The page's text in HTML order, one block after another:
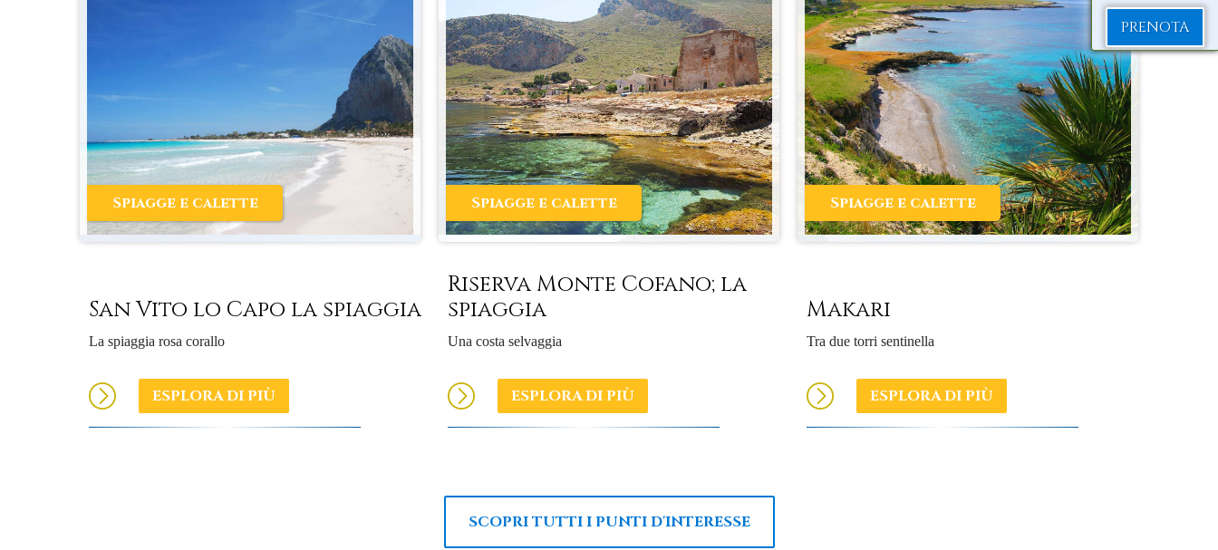
Spiagge e calette
San Vito lo Capo la spiaggia
La spiaggia rosa corallo
ESPLORA DI PIÙ
Spiagge e calette
Riserva Monte Cofano; la
spiaggia
Una costa selvaggia
ESPLORA DI PIÙ
Spiagge e calette
Makari
Tra due torri sentinella
ESPLORA DI PIÙ
SCOPRI TUTTI I PUNTI D'INTERESSE
PRENOTA